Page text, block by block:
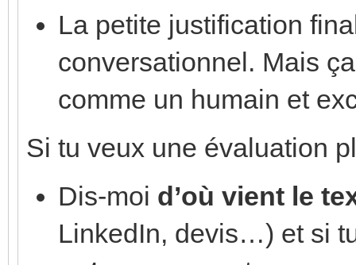
La petite justification
conversationnel. Mais
comme un humain et
Si tu veux une évaluation
Dis-moi d’où vient le
LinkedIn, devis…) et si